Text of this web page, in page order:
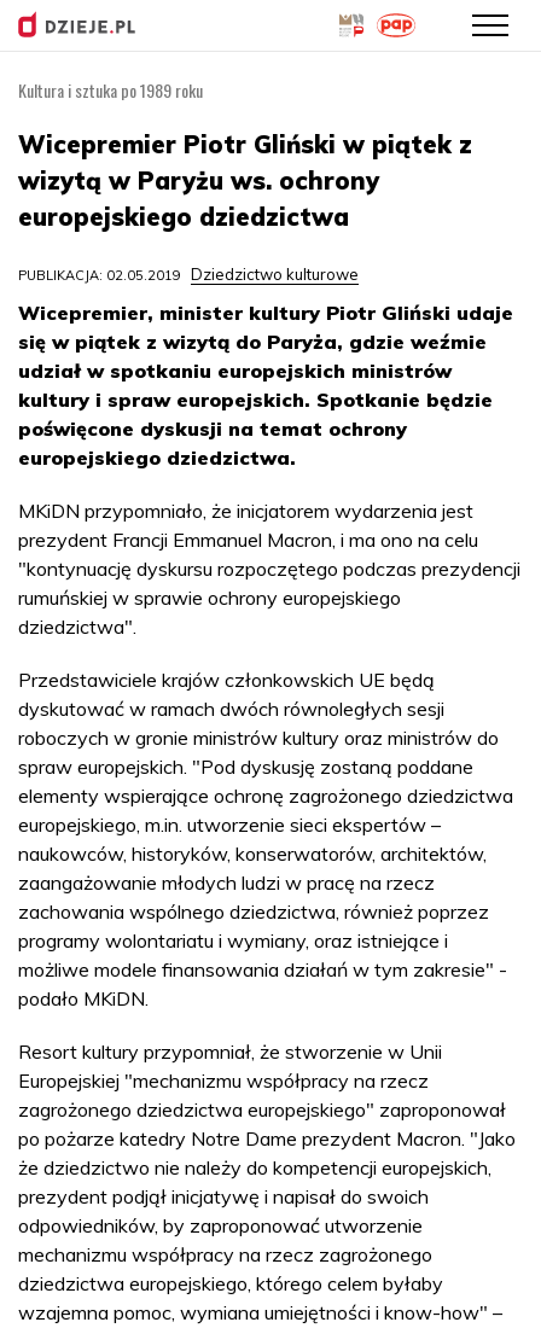
treści
Kultura i sztuka po 1989 roku
Wicepremier Piotr Gliński w piątek z
wizytą w Paryżu ws. ochrony
europejskiego dziedzictwa
PUBLIKACJA: 02.05.2019 Dziedzictwo kulturowe
Wicepremier, minister kultury Piotr Gliński udaje
się w piątek z wizytą do Paryża, gdzie weźmie
udział w spotkaniu europejskich ministrów
kultury i spraw europejskich. Spotkanie będzie
poświęcone dyskusji na temat ochrony
europejskiego dziedzictwa.
MKiDN przypomniało, że inicjatorem wydarzenia jest
prezydent Francji Emmanuel Macron, i ma ono na celu
"kontynuację dyskursu rozpoczętego podczas prezydencji
rumuńskiej w sprawie ochrony europejskiego
dziedzictwa".
Przedstawiciele krajów członkowskich UE będą
dyskutować w ramach dwóch równoległych sesji
roboczych w gronie ministrów kultury oraz ministrów do
spraw europejskich. "Pod dyskusję zostaną poddane
elementy wspierające ochronę zagrożonego dziedzictwa
europejskiego, m.in. utworzenie sieci ekspertów –
naukowców, historyków, konserwatorów, architektów,
zaangażowanie młodych ludzi w pracę na rzecz
zachowania wspólnego dziedzictwa, również poprzez
programy wolontariatu i wymiany, oraz istniejące i
możliwe modele finansowania działań w tym zakresie" -
podało MKiDN.
Resort kultury przypomniał, że stworzenie w Unii
Europejskiej "mechanizmu współpracy na rzecz
zagrożonego dziedzictwa europejskiego" zaproponował
po pożarze katedry Notre Dame prezydent Macron. "Jako
że dziedzictwo nie należy do kompetencji europejskich,
prezydent podjął inicjatywę i napisał do swoich
odpowiedników, by zaproponować utworzenie
mechanizmu współpracy na rzecz zagrożonego
dziedzictwa europejskiego, którego celem byłaby
wzajemna pomoc, wymiana umiejętności i know-how" –